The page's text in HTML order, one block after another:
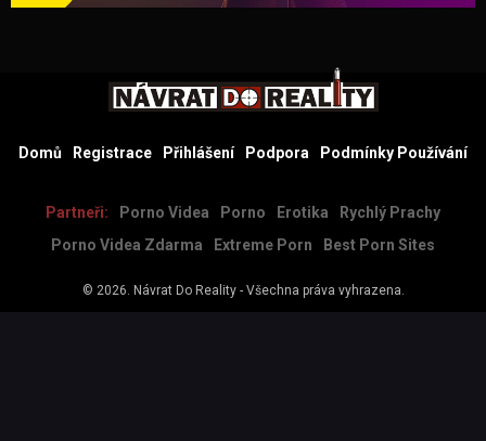
Domů Registrace Přihlášení Podpora Podmínky Používání
Partneři: Porno Videa Porno Erotika
Rychlý Prachy
Porno Videa Zdarma
Extreme Porn Best Porn Sites
© 2026. Návrat Do Reality- Všechna práva vyhrazena.